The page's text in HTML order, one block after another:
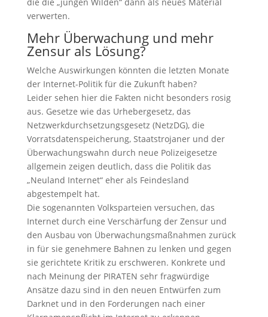
verwerten.
Mehr Überwachung und mehr
Zensur als Lösung?
Welche Auswirkungen könnten die letzten Monate
der Internet-Politik für die Zukunft haben?
Leider sehen hier die Fakten nicht besonders rosig
aus. Gesetze wie das Urhebergesetz, das
Netzwerkdurchsetzungsgesetz (NetzDG), die
Vorratsdatenspeicherung, Staatstrojaner und der
Überwachungswahn durch neue Polizeigesetze
allgemein zeigen deutlich, dass die Politik das
„Neuland Internet“ eher als Feindesland
abgestempelt hat.
Die sogenannten Volksparteien versuchen, das
Internet durch eine Verschärfung der Zensur und
den Ausbau von Überwachungsmaßnahmen zurück
in für sie genehmere Bahnen zu lenken und gegen
sie gerichtete Kritik zu erschweren. Konkrete und
nach Meinung der PIRATEN sehr fragwürdige
Ansätze dazu sind in den neuen Entwürfen zum
Darknet und in den Forderungen nach einer